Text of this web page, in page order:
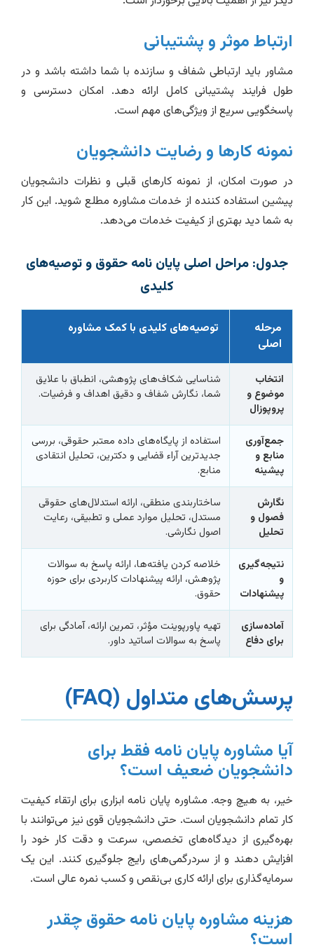
ارتباط موثر و پشتیبانی
مشاور باید ارتباطی شفاف و سازنده با شما داشته باشد و در
طول فرایند پشتیبانی کامل ارائه دهد. امکان دسترسی و
پاسخگویی سریع از ویژگی‌های مهم است.
نمونه کارها و رضایت دانشجویان
در صورت امکان، از نمونه کارهای قبلی و نظرات دانشجویان
پیشین استفاده کننده از خدمات مشاوره مطلع شوید. این کار
به شما دید بهتری از کیفیت خدمات می‌دهد.
جدول: مراحل اصلی پایان نامه حقوق و توصیه‌های
کلیدی
مرحله
اصلی
توصیه‌های کلیدی با کمک مشاوره
انتخاب
موضوع و
پروپوزال
شناسایی شکاف‌های پژوهشی، انطباق با علایق
شما، نگارش شفاف و دقیق اهداف و فرضیات.
جمع‌آوری
منابع و
پیشینه
استفاده از پایگاه‌های داده معتبر حقوقی، بررسی
جدیدترین آراء قضایی و دکترین، تحلیل انتقادی
منابع.
نگارش
فصول و
تحلیل
ساختاربندی منطقی، ارائه استدلال‌های حقوقی
مستدل، تحلیل موارد عملی و تطبیقی، رعایت
اصول نگارشی.
نتیجه‌گیری
و
پیشنهادات
خلاصه کردن یافته‌ها، ارائه پاسخ به سوالات
پژوهش، ارائه پیشنهادات کاربردی برای حوزه
حقوق.
آماده‌سازی
برای دفاع
تهیه پاورپوینت مؤثر، تمرین ارائه، آمادگی برای
پاسخ به سوالات اساتید داور.
پرسش‌های متداول (FAQ)
آیا مشاوره پایان نامه فقط برای
دانشجویان ضعیف است؟
خیر، به هیچ وجه. مشاوره پایان نامه ابزاری برای ارتقاء کیفیت
کار تمام دانشجویان است. حتی دانشجویان قوی نیز می‌توانند با
بهره‌گیری از دیدگاه‌های تخصصی، سرعت و دقت کار خود را
افزایش دهند و از سردرگمی‌های رایج جلوگیری کنند. این یک
سرمایه‌گذاری برای ارائه کاری بی‌نقص و کسب نمره عالی است.
هزینه مشاوره پایان نامه حقوق چقدر
است؟